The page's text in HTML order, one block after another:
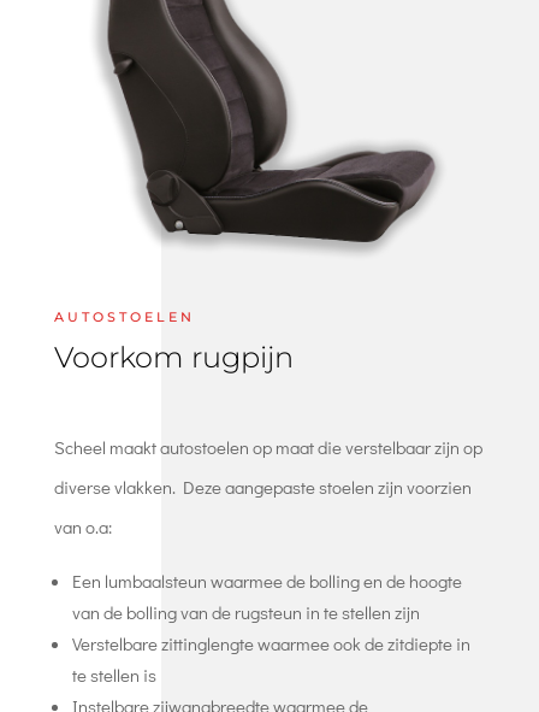
AUTOSTOELEN
Voorkom rugpijn
Scheel maakt autostoelen op maat die verstelbaar zijn op
diverse vlakken. Deze aangepaste stoelen zijn voorzien
van o.a:
Een lumbaalsteun waarmee de bolling en de hoogte
van de bolling van de rugsteun in te stellen zijn
Verstelbare zittinglengte waarmee ook de zitdiepte in
te stellen is
Instelbare zijwangbreedte waarmee de